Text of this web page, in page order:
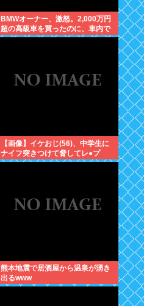
BMWオーナー、激怒。2,000万円
超の高級車を買ったのに、車内で
スパイダーマンCMの視聴を強制
【画像】イケおじ(56)、中学生に
ナイフ突きつけて脅してレ●プ
www
熊本地震で居酒屋から温泉が湧き
出るwww